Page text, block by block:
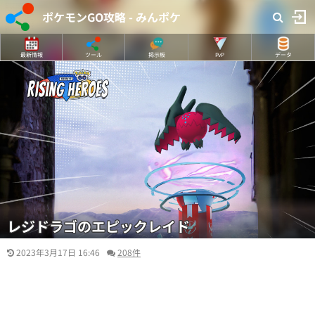
ポケモンGO攻略 - みんポケ
最新情報 ツール 掲示板 PvP データ
レジドラゴのエピックレイド
2023年3月17日 16:46 208件